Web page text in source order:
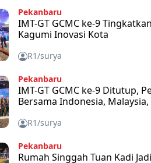
Pekanbaru
IMT-GT GCMC ke-9
Kagumi Inovasi Kota
R1/surya
Pekanbaru
IMT-GT GCMC ke-9 Ditutup,
Bersama Indonesia,
R1/surya
Pekanbaru
Rumah Singgah Tuan Kadi